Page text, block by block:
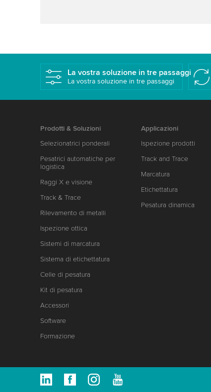
La vostra soluzione in tre passaggi
La vostra soluzione in tre passaggi
Prodotti & Soluzioni
Selezionatrici ponderali
Pesatrici automatiche per
logistica
Raggi X e visione
Track & Trace
Rilevamento di metalli
Ispezione ottica
Sistemi di marcatura
Sistema di etichettatura
Celle di pesatura
Kit di pesatura
Accessori
Software
Formazione
Applicazioni
Ispezione prodotti
Track and Trace
Marcatura
Etichettatura
Pesatura dinamica